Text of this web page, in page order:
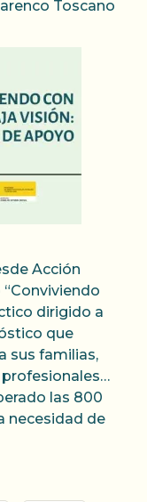
Toscano
Acción
dirigido a
que
sus familias,
las 800
necesidad de